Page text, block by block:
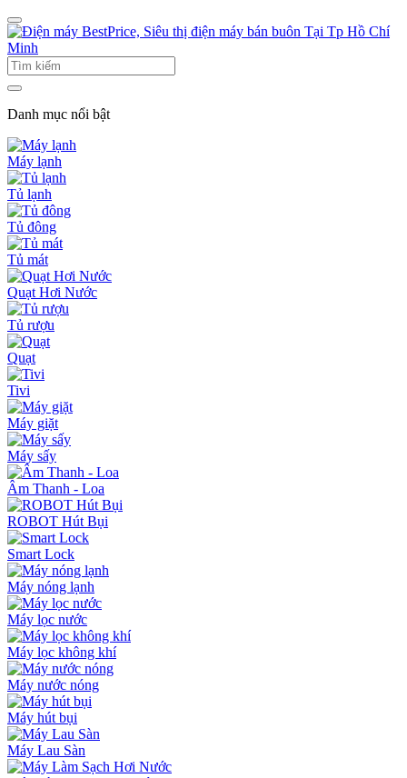
Danh mục nổi bật
Máy lạnh
Tủ lạnh
Tủ đông
Tủ mát
Quạt Hơi Nước
Tủ rượu
Quạt
Tivi
Máy giặt
Máy sấy
Âm Thanh - Loa
ROBOT Hút Bụi
Smart Lock
Máy nóng lạnh
Máy lọc nước
Máy lọc không khí
Máy nước nóng
Máy hút bụi
Máy Lau Sàn